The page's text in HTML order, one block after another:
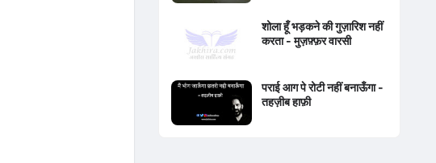
शोला हूँ भड़कने की गुज़ारिश नहीं
करता - मुज़फ़्फ़र वारसी
पराई आग पे रोटी नहीं बनाऊँगा -
तहज़ीब हाफ़ी